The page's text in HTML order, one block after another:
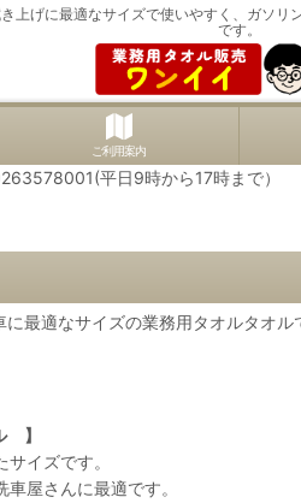
げに最適なサイズで使いやすく、ガソ
です。
ご利用案内
平日9時から17時まで）
最適なサイズの業務用タオルタオル
】
イズです。
屋さんに最適です。